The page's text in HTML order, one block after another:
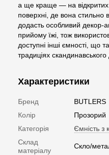
а ще краще — на відкритих
поверхні, де вона стильно
додасть особливий декор-
прийому їжі, тож
доступні інші ємності, що
традиціях скандинавського
Характеристики
Бренд
BUTLERS
Колір
Прозорий
Категорія
Ємність з
Склад
матеріалу
Скло/